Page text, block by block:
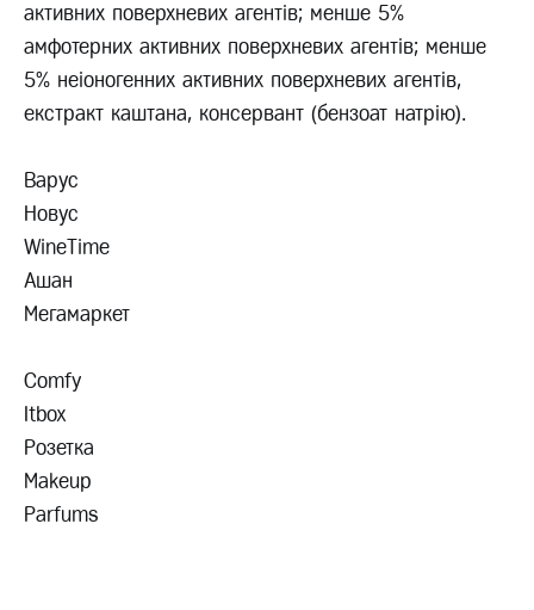
активних поверхневих агентів; менше 5%
амфотерних активних поверхневих агентів; менше
5% неіоногенних активних поверхневих агентів,
екстракт каштана, консервант (бензоат натрію).
Варус
Новус
WineTime
Ашан
Мегамаркет
Сomfy
Itbox
Розетка
Makeup
Parfums